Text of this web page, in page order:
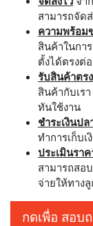
สามารถจัด
ความพร้อม
สินค้าในกา
ตั้งได้ตรงต่อ
รับสินค้าตรง
สินค้ากับเร
ทันใช้งาน
ชำระเงินปล
ทำการเก็บ
ประเมินราค
สามารถสอ
จ่ายให้ทาง
กดเพื่อ สอบ